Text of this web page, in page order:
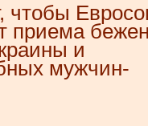
чтобы
приема
и
мужчин-